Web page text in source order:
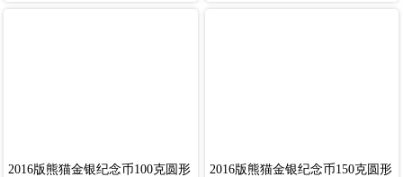
2016版熊猫金银纪念币100克圆形
2016版熊猫金银纪念币150克圆形